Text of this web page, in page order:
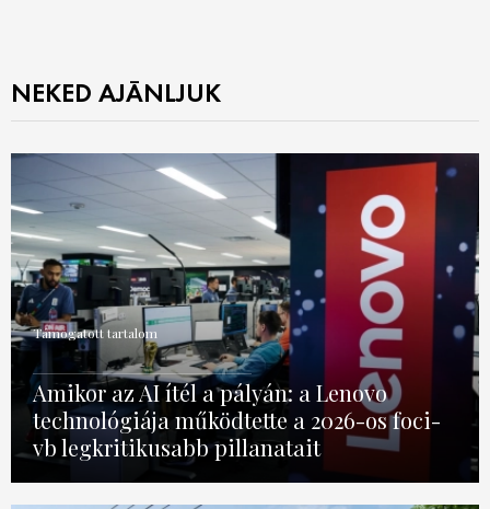
NEKED AJÁNLJUK
Támogatott tartalom
Amikor az AI ítél a pályán: a Lenovo
technológiája működtette a 2026-os foci-
vb legkritikusabb pillanatait